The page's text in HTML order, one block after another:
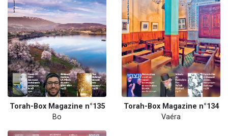
Torah-Box Magazine n°135
Bo
Torah-Box Magazine n°134
Vaéra